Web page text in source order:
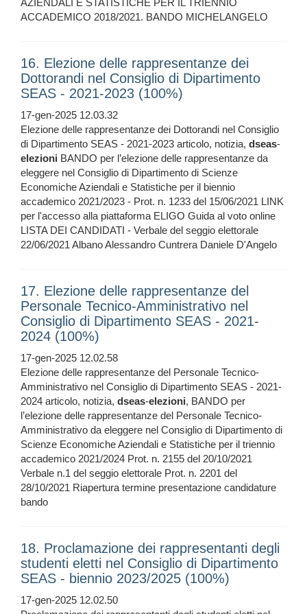
AZIENDALI E STATISTICHE PER IL TRIENNIO
ACCADEMICO 2018/2021. BANDO MICHELANGELO
16. Elezione delle rappresentanze dei
Dottorandi nel Consiglio di Dipartimento
SEAS - 2021-2023 (100%)
17-gen-2025 12.03.32
Elezione delle rappresentanze dei Dottorandi nel Consiglio
di Dipartimento SEAS - 2021-2023 articolo, notizia, dseas-
elezioni BANDO per l’elezione delle rappresentanze da
eleggere nel Consiglio di Dipartimento di Scienze
Economiche Aziendali e Statistiche per il biennio
accademico 2021/2023 - Prot. n. 1233 del 15/06/2021 LINK
per l'accesso alla piattaforma ELIGO Guida al voto online
LISTA DEI CANDIDATI - Verbale del seggio elettorale
22/06/2021 Albano Alessandro Cuntrera Daniele D'Angelo
17. Elezione delle rappresentanze del
Personale Tecnico-Amministrativo nel
Consiglio di Dipartimento SEAS - 2021-
2024 (100%)
17-gen-2025 12.02.58
Elezione delle rappresentanze del Personale Tecnico-
Amministrativo nel Consiglio di Dipartimento SEAS - 2021-
2024 articolo, notizia, dseas-elezioni, BANDO per
l’elezione delle rappresentanze del Personale Tecnico-
Amministrativo da eleggere nel Consiglio di Dipartimento di
Scienze Economiche Aziendali e Statistiche per il triennio
accademico 2021/2024 Prot. n. 2155 del 20/10/2021
Verbale n.1 del seggio elettorale Prot. n. 2201 del
28/10/2021 Riapertura termine presentazione candidature
bando
18. Proclamazione dei rappresentanti degli
studenti eletti nel Consiglio di Dipartimento
SEAS - biennio 2023/2025 (100%)
17-gen-2025 12.02.50